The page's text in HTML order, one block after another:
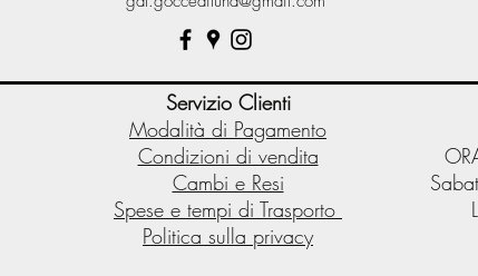
Servizio Clienti
Modalità di Pagamento
Condizioni di vendita
Cambi e Resi
Spese e tempi di Trasporto
Politica sulla privacy